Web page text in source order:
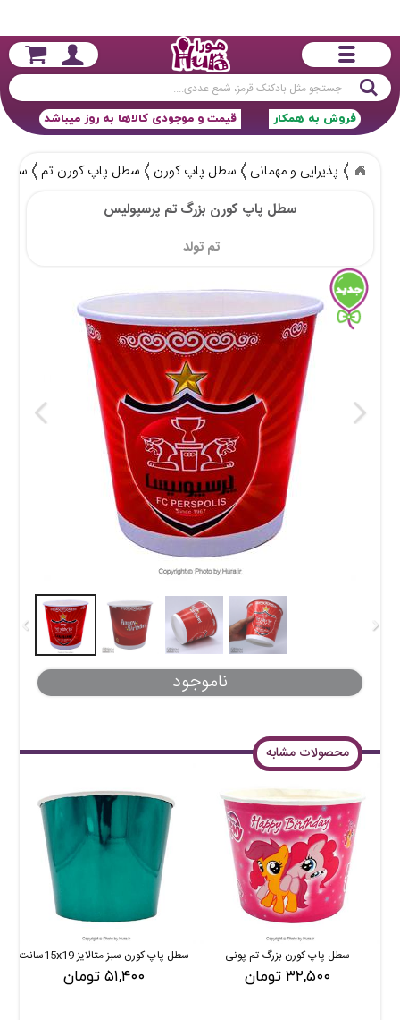
جستجو
قیمت و موجودی کالاها به روز میباشد فروش به همکار
پذیرایی و مهمانی سطل پاپ کورن سطل پاپ کورن تم
سطل
سطل پاپ کورن بزرگ تم پرسپولیس
تم تولد
ناموجود
محصولات مشابه
سطل پاپ کورن بزرگ تم پونی
۳۲,۵۰۰ تومان
سطل پاپ کورن سبز متالایز 15x19سانت
۵۱,۴۰۰ تومان